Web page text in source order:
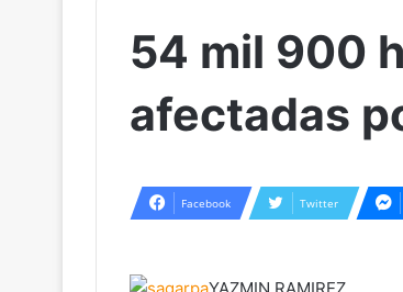
54 mil 900
afectadas
Facebook Twitter